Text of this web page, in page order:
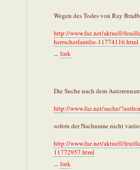
Wegen des Todes von Ray
http://www.faz.net/aktuell/
herrscherfamilie-11774116.html
... link
Die Suche nach dem
http://www.faz.net/suche/
sofern der Nachname nicht
http://www.faz.net/aktuell/
11772957.html
... link